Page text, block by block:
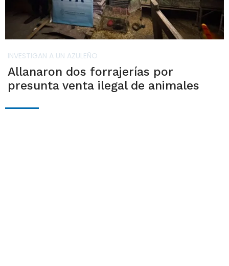
INVESTIGAN A UN AZULEÑO
Allanaron dos forrajerías por
presunta venta ilegal de animales